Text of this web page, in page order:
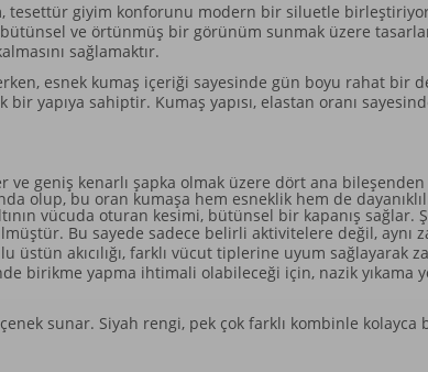
tesettür giyim konforunu modern bir siluetle
ve örtünmüş bir görünüm sunmak üzere
sağlamaktır.
esnek kumaş içeriği sayesinde gün boyu rahat bir
yapıya sahiptir. Kumaş yapısı, elastan oranı
ve geniş kenarlı şapka olmak üzere dört ana
olup, bu oran kumaşa hem esneklik hem de
vücuda oturan kesimi, bütünsel bir kapanış sağlar.
Bu sayede sadece belirli aktivitelere değil, aynı
akıcılığı, farklı vücut tiplerine uyum sağlayarak
birikme yapma ihtimali olabileceği için, nazik
sunar. Siyah rengi, pek çok farklı kombinle